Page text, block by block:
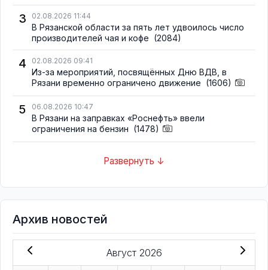
3 02.08.2026 11:44
В Рязанской области за пять лет удвоилось число
производителей чая и кофе (2084)
4 02.08.2026 09:41
Из-за мероприятий, посвящённых Дню ВДВ, в
Рязани временно ограничено движение (1606)
5 06.08.2026 10:47
В Рязани на заправках «Роснефть» ввели
ограничения на бензин (1478)
Развернуть ↓
Архив новостей
Август 2026